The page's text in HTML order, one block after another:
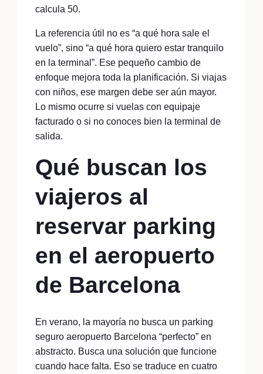
calcula 50.
La referencia útil no es “a qué hora sale el
vuelo”, sino “a qué hora quiero estar tranquilo
en la terminal”. Ese pequeño cambio de
enfoque mejora toda la planificación. Si viajas
con niños, ese margen debe ser aún mayor.
Lo mismo ocurre si vuelas con equipaje
facturado o si no conoces bien la terminal de
salida.
Qué buscan los
viajeros al
reservar parking
en el aeropuerto
de Barcelona
En verano, la mayoría no busca un parking
seguro aeropuerto Barcelona “perfecto” en
abstracto. Busca una solución que funcione
cuando hace falta. Eso se traduce en cuatro